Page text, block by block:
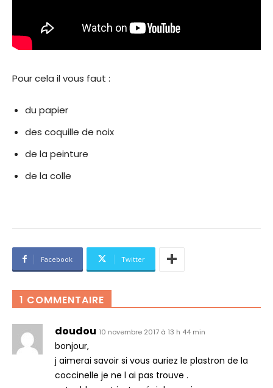
Pour cela il vous faut :
du papier
des coquille de noix
de la peinture
de la colle
Facebook Twitter
1 COMMENTAIRE
doudou 10 novembre 2017 à 13 h 44 min
bonjour,
j aimerai savoir si vous auriez le plastron de la
coccinelle je ne l ai pas trouve .